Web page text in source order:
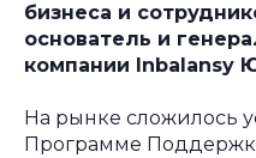
бизнеса и
основатель и
компании Inbalansy
На рынке сложилось
Программе